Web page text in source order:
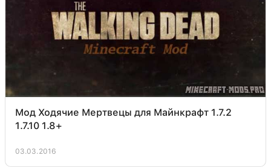
Мод Ходячие Мертвецы для Майнкрафт 1.7.2
1.7.10 1.8+
03.03.2016